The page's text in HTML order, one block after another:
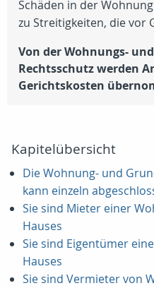
Schäden in der
zu Streitigkeiten, die vor
Von der Wohnungs-
Rechtsschutz werden
Gerichtskosten
Kapitelübersicht
Die Wohnung- und
kann einzeln
Sie sind Mieter einer
Hauses
Sie sind Eigentümer
Hauses
Sie sind Vermieter von